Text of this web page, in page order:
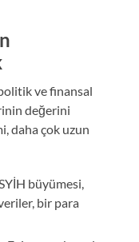
ve finansal
değerini
daha çok uzun
büyümesi,
bir para